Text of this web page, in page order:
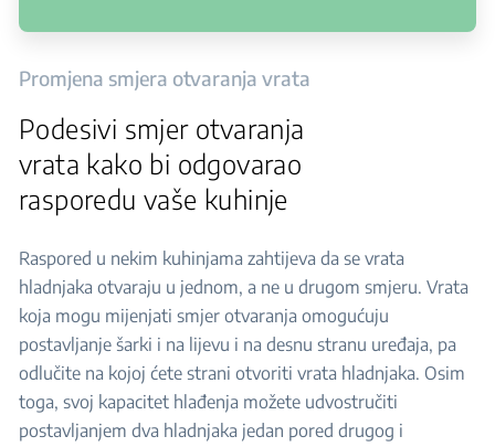
Promjena smjera otvaranja vrata
Podesivi smjer otvaranja
vrata kako bi odgovarao
rasporedu vaše kuhinje
Raspored u nekim kuhinjama zahtijeva da se vrata
hladnjaka otvaraju u jednom, a ne u drugom smjeru. Vrata
koja mogu mijenjati smjer otvaranja omogućuju
postavljanje šarki i na lijevu i na desnu stranu uređaja, pa
odlučite na kojoj ćete strani otvoriti vrata hladnjaka. Osim
toga, svoj kapacitet hlađenja možete udvostručiti
postavljanjem dva hladnjaka jedan pored drugog i